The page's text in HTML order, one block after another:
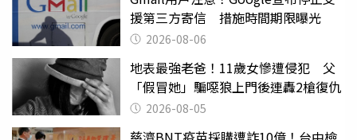
援第三方寄信 措施時間期限曝光
2026-08-06
地表最強老爸！11歲女慘遭侵犯 父
「假冒她」騙噁狼上門後連轟2槍復仇
2026-08-05